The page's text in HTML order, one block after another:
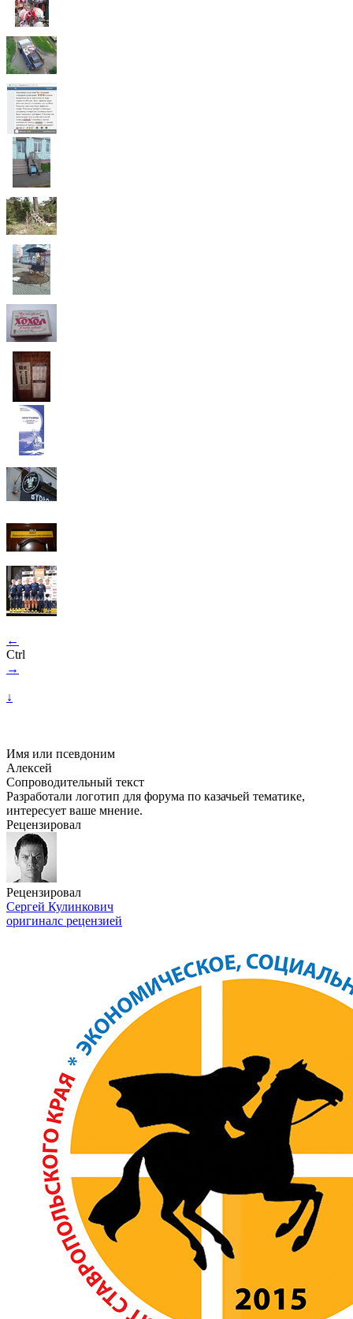
←
Ctrl
→
↓
Имя или псевдоним
Алексей
Сопроводительный текст
Разработали логотип для форума по казачьей тематике,
интересует ваше мнение.
Рецензировал
Рецензировал
Сергей Кулинкович
оригиналс рецензией